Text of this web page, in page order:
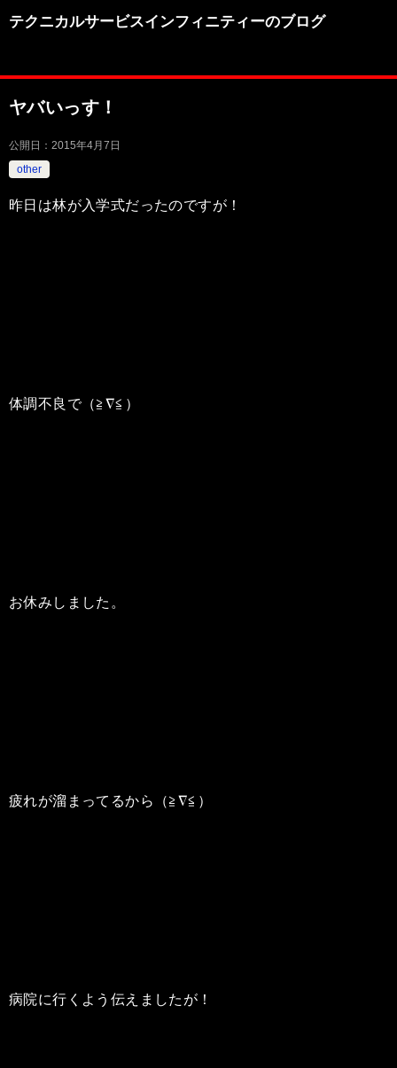
テクニカルサービスインフィニティーのブログ
ヤバいっす！
公開日： 2015年4月7日
other
昨日は林が入学式だったのですが！
体調不良で（≧∇≦）
お休みしました。
疲れが溜まってるから（≧∇≦）
病院に行くよう伝えましたが！